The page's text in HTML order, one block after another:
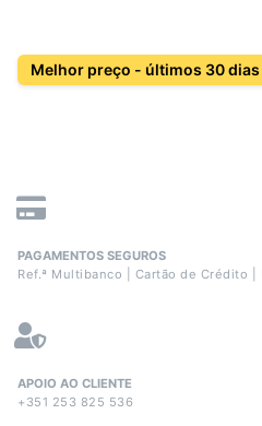
Melhor preço - últimos 30 dias
PAGAMENTOS SEGUROS
Ref.ª Multibanco | Cartão de Crédito |
APOIO AO CLIENTE
+351 253 825 536